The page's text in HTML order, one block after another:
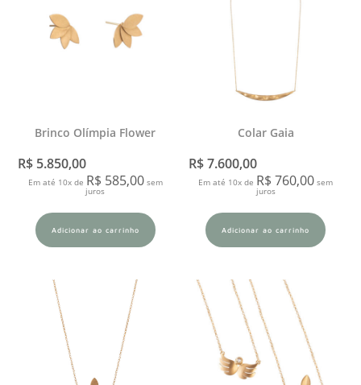
Brinco Olímpia Flower
R$ 5.850,00
Em até 10x de R$ 585,00sem
juros
Adicionar ao carrinho
Colar Gaia
R$7.600,00
Em até 10x de R$ 760,00 sem
juros
Adicionar ao carrinho